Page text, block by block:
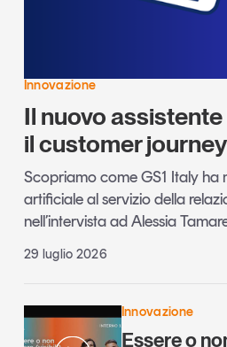
Innovazione
Il nuovo
il customer journey
Scopriamo come GS1 Italy ha
artificiale al servizio della
nell’intervista ad Alessia
29 luglio 2026
Innovazione
Essere o